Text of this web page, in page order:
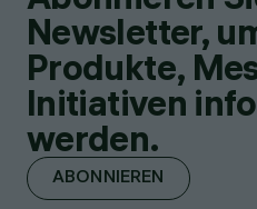
Newsletter,
Produkte,
Initiativen
werden.
ABONNIEREN